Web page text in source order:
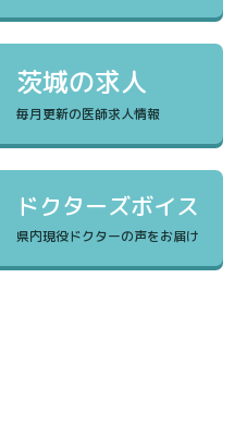
茨城の求人
毎月更新の医師求人情報
ドクターズボイス
県内現役ドクターの声をお届け